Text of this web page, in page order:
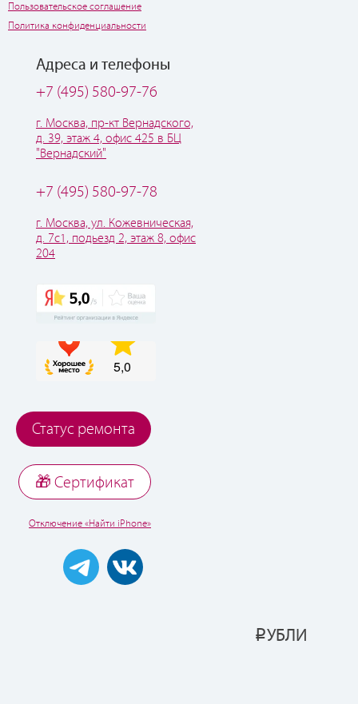
Пользовательское соглашение
Политика конфиденциальности
Адреса и телефоны
+7 (495) 580-97-76
г. Москва, пр-кт Вернадского,
д. 39, этаж 4, офис 425 в БЦ
"Вернадский"
+7 (495) 580-97-78
г. Москва, ул. Кожевническая,
д. 7с1, подьезд 2, этаж 8, офис
204
Статус ремонта
🎁 Cертификат
Отключение «Найти iPhone»
РУБЛИ